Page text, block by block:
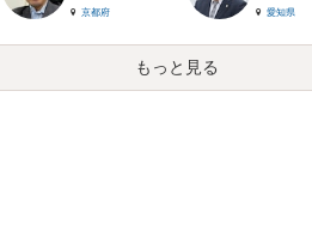
京都府
愛知県
もっと見る